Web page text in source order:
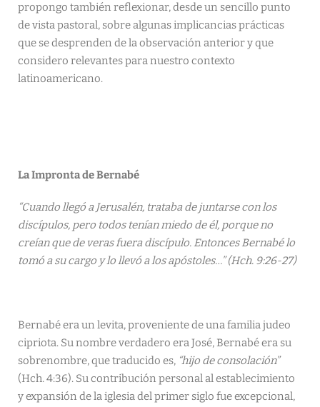
propongo también reflexionar, desde un sencillo punto
de vista pastoral, sobre algunas implicancias prácticas
que se desprenden de la observación anterior y que
considero relevantes para nuestro contexto
latinoamericano.
La Impronta de Bernabé
“Cuando llegó a Jerusalén, trataba de juntarse con los
discípulos, pero todos tenían miedo de él, porque no
creían que de veras fuera discípulo. Entonces Bernabé lo
tomó a su cargo y lo llevó a los apóstoles…” (Hch. 9:26-27)
Bernabé era un levita, proveniente de una familia judeo
cipriota. Su nombre verdadero era José, Bernabé era su
sobrenombre, que traducido es, “hijo de consolación”
(Hch. 4:36). Su contribución personal al establecimiento
y expansión de la iglesia del primer siglo fue excepcional,